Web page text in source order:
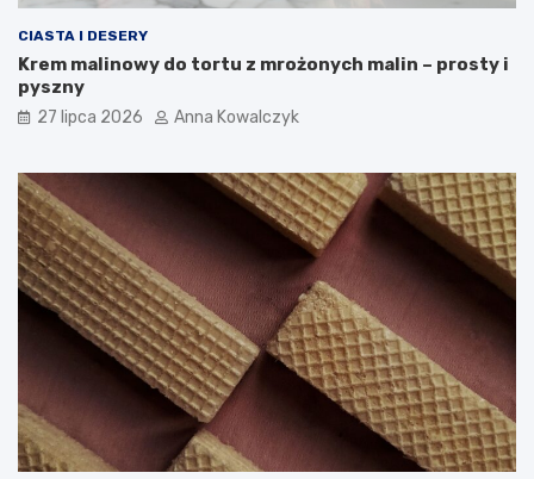
CIASTA I DESERY
Krem malinowy do tortu z mrożonych malin – prosty i
pyszny
27 lipca 2026 Anna Kowalczyk